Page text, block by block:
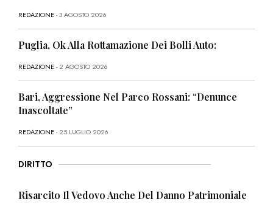
REDAZIONE- 3 AGOSTO 2026
Puglia, Ok Alla Rottamazione Dei Bolli Auto:
REDAZIONE- 2 AGOSTO 2026
Bari, Aggressione Nel Parco Rossani: “Denunce
Inascoltate”
REDAZIONE- 25 LUGLIO 2026
DIRITTO
Risarcito Il Vedovo Anche Del Danno Patrimoniale